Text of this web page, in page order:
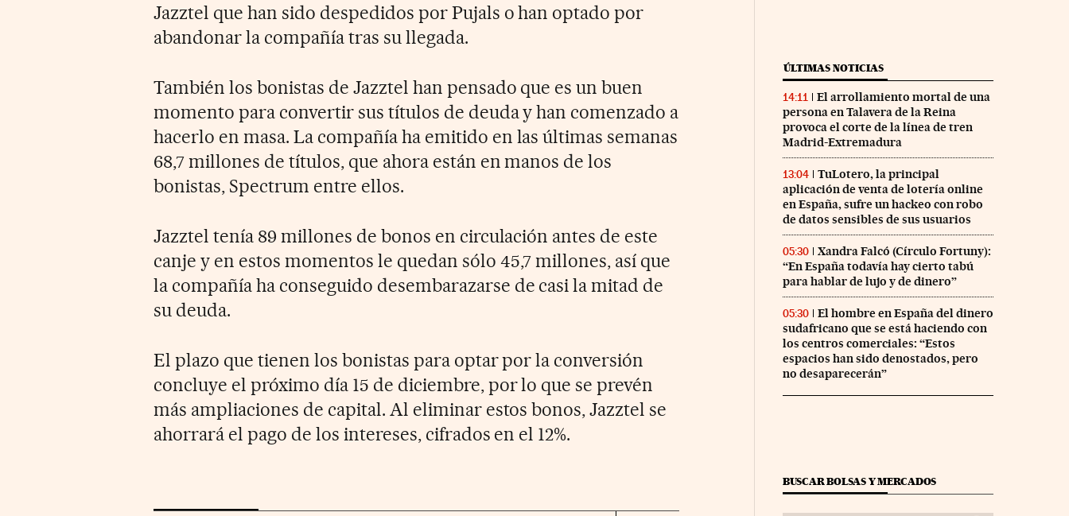
Jazztel que han sido despedidos por Pujals o han optado por
abandonar la compañía tras su llegada.
También los bonistas de Jazztel han pensado que es un buen
momento para convertir sus títulos de deuda y han comenzado a
hacerlo en masa. La compañía ha emitido en las últimas semanas
68,7 millones de títulos, que ahora están en manos de los
bonistas, Spectrum entre ellos.
Jazztel tenía 89 millones de bonos en circulación antes de este
canje y en estos momentos le quedan sólo 45,7 millones, así que
la compañía ha conseguido desembarazarse de casi la mitad de
su deuda.
El plazo que tienen los bonistas para optar por la conversión
concluye el próximo día 15 de diciembre, por lo que se prevén
más ampliaciones de capital. Al eliminar estos bonos, Jazztel se
ahorrará el pago de los intereses, cifrados en el 12%.
ÚLTIMAS NOTICIAS
14:11
El arrollamiento mortal de una
persona en Talavera de la Reina
provoca el corte de la línea de tren
Madrid-Extremadura
13:04
TuLotero, la principal
aplicación de venta de lotería online
en España, sufre un hackeo con robo
de datos sensibles de sus usuarios
05:30
Xandra Falcó (Círculo Fortuny):
“En España todavía hay cierto tabú
para hablar de lujo y de dinero”
05:30
El hombre en España del dinero
sudafricano que se está haciendo con
los centros comerciales: “Estos
espacios han sido denostados, pero
no desaparecerán”
BUSCAR BOLSAS Y MERCADOS